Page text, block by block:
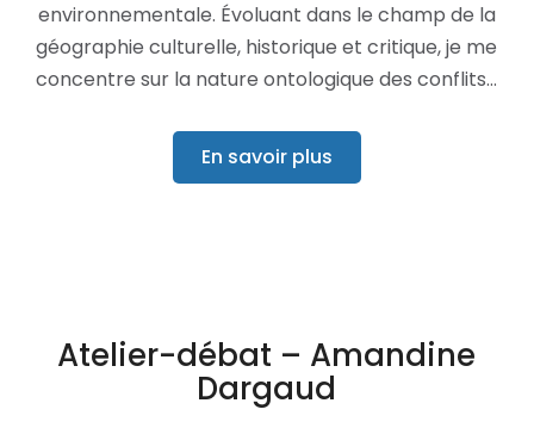
environnementale. Évoluant dans le champ de la
géographie culturelle, historique et critique, je me
concentre sur la nature ontologique des conflits…
En savoir plus
Atelier-débat – Amandine
Dargaud